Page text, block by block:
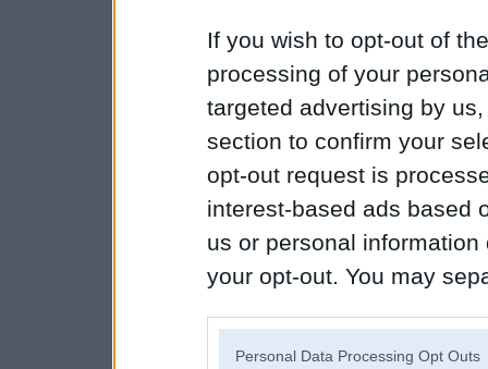
If you wish to opt-out of
processing of your
targeted advertising by
section to confirm your
opt-out request is
interest-based ads based
us or personal
your opt-out. You may
Personal Data Processing Opt Outs